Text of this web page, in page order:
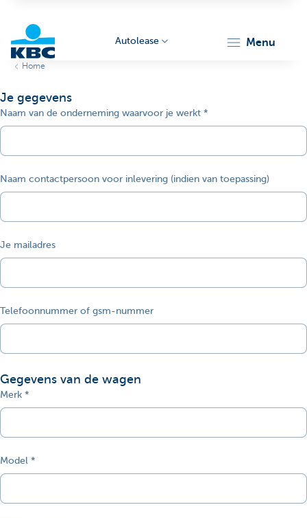
Autolease menu
Home
Je gegevens
Naam van de onderneming waarvoor je werkt
Naam contactpersoon voor inlevering (indien van toepassing)
Je mailadres
Telefoonnummer of gsm-nummer
Gegevens van de wagen
Merk
Model